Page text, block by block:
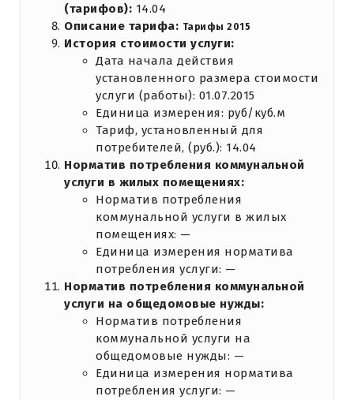
(тарифов): 14.04
Описание тарифа: Тарифы 2015
История стоимости услуги:
Дата начала действия
установленного размера стоимости
услуги (работы): 01.07.2015
Единица измерения: руб/куб.м
Тариф, установленный для
потребителей, (руб.): 14.04
Норматив потребления коммунальной
услуги в жилых помещениях:
Норматив потребления
коммунальной услуги в жилых
помещениях: —
Единица измерения норматива
потребления услуги: —
Норматив потребления коммунальной
услуги на общедомовые нужды:
Норматив потребления
коммунальной услуги на
общедомовые нужды: —
Единица измерения норматива
потребления услуги: —